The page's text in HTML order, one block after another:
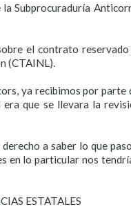
Subprocuraduría
el contrato
(CTAINL).
ya recibimos por parte
que se llevara la
a saber lo que
en lo particular nos
ESTATALES